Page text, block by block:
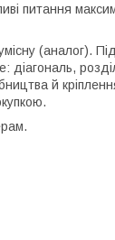
питання
(аналог).
діагональ,
й